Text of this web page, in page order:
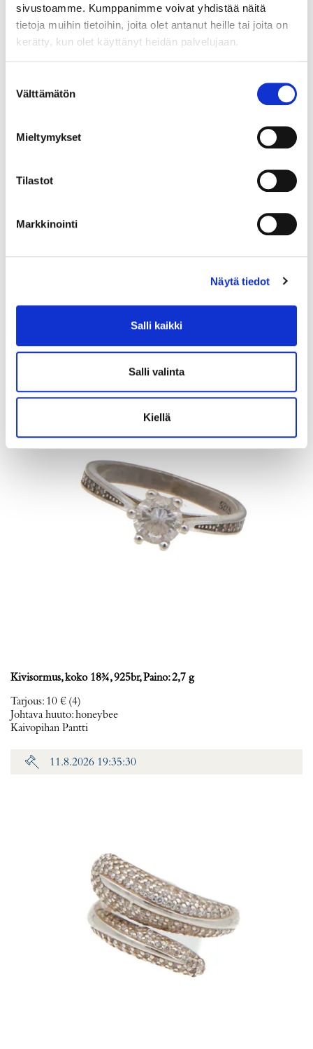
sivustoamme. Kumppanimme voivat yhdistää näitä
tietoja muihin tietoihin, joita olet antanut heille tai joita on
kerätty, kun olet käyttänyt heidän palvelujaan.
valinta
Välttämätön
Mieltymykset
Tilastot
Markkinointi
Näytä tiedot
Salli kaikki
Salli valinta
Kiellä
Kivisormus, koko 18¾, 925br, Paino: 2,7 g
Tarjous: 10 € (4)
Johtava huuto:honeybee
Kaivopihan Pantti
11.8.2026 19:35:30